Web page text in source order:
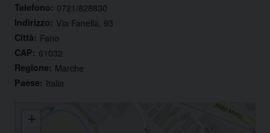
Telefono: 0721/828830
Indirizzo: Via Fanella, 93
Città: Fano
CAP: 61032
Regione: Marche
Paese: Italia
Fondazione Caritas Fano Onlus in Fano
+